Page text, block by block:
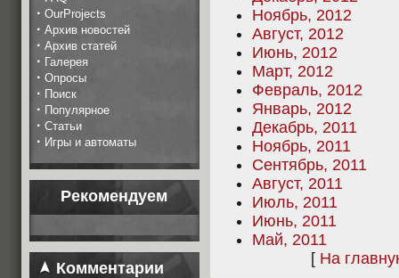
· OurProjects
· Архив новостей
· Архив статей
· Галерея
· Опросы
· Поиск
· Популярное
· Статьи
· Игры и автоматы
Рекомендуем
Комментарии
Ноябрь, 2012
Август, 2012
Июнь, 2012
Март, 2012
Февраль, 2012
Январь, 2012
Декабрь, 2011
Ноябрь, 2011
Сентябрь, 2011
Август, 2011
Июль, 2011
Июнь, 2011
Май, 2011
[ На